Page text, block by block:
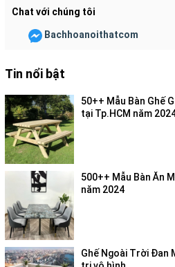
Chat với chúng tôi
Bachhoanoithatcom
Tin nổi bật
50++ Mẫu Bàn Ghế
tại Tp.HCM năm
500++ Mẫu Bàn Ăn
năm 2024
Ghế Ngoài Trời Đan